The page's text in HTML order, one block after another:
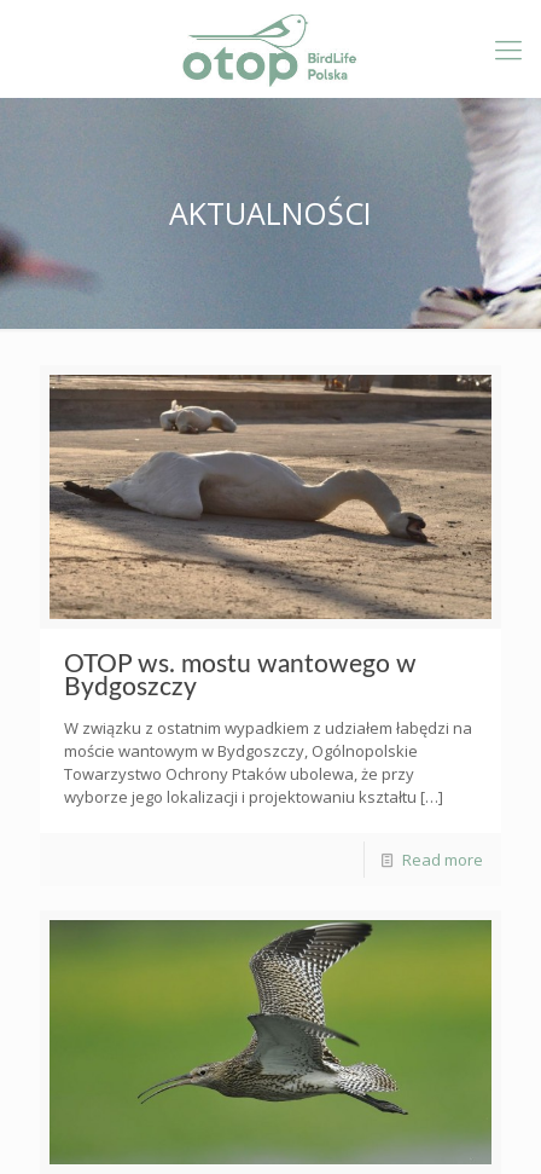
AKTUALNOŚCI
OTOP ws. mostu wantowego w
Bydgoszczy
W związku z ostatnim wypadkiem z udziałem łabędzi na
moście wantowym w Bydgoszczy, Ogólnopolskie
Towarzystwo Ochrony Ptaków ubolewa, że przy
wyborze jego lokalizacji i projektowaniu kształtu […]
Read more